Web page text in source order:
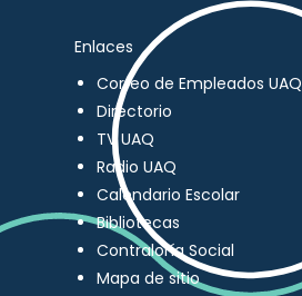
Enlaces
Correo de Empleados UAQ
Directorio
TV UAQ
Radio UAQ
Calendario Escolar
Bibliotecas
Contraloría Social
Mapa de sitio